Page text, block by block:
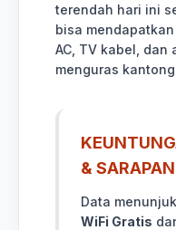
terendah hari ini
bisa
AC, TV kabel, dan
menguras
& SARAPAN
Data
WiFi Gratis